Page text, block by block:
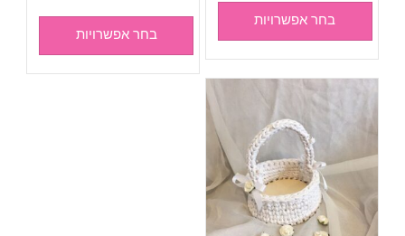
בחר אפשרויות
בחר אפשרויות